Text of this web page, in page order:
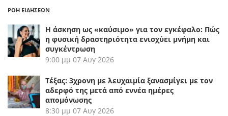
ΡΟΗ ΕΙΔΗΣΕΩΝ
Η άσκηση ως «καύσιμο» για τον εγκέφαλο: Πώς
η φυσική δραστηριότητα ενισχύει μνήμη και
συγκέντρωση
9:00 μμ 07 Αυγ 2026
Τέξας: 3χρονη με λευχαιμία ξανασμίγει με τον
αδερφό της μετά από εννέα ημέρες
απομόνωσης
8:30 μμ 07 Αυγ 2026